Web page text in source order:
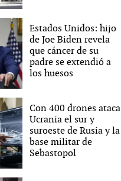
Estados Unidos: hijo
de Joe Biden revela
que cáncer de su
padre se extendió a
los huesos
Con 400 drones ataca
Ucrania el sur y
suroeste de Rusia y la
base militar de
Sebastopol